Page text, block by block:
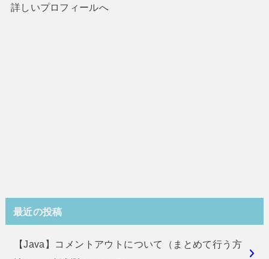
詳しいプロフィールへ
最近の投稿
【Java】コメントアウトについて（まとめて行う方